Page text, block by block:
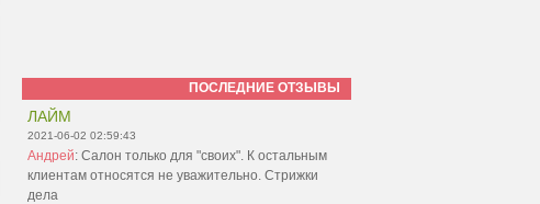
ПОСЛЕДНИЕ ОТЗЫВЫ
ЛАЙМ
2021-06-02 02:59:43
Андрей: Салон только для "своих". К остальным
клиентам относятся не уважительно. Стрижки
дела